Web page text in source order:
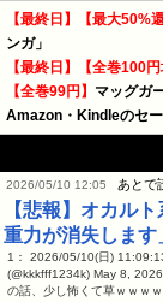
【最終日】【最大50%還
ンガ」
【最終日】【全巻100円
【全巻99円】 マッグガ
Amazon・Kindleのセ
2026/05/10 12:05 あとで
【悲報】オカル
重力が消失します
1： 2026/05/10(日)
(@kkkfff1234k) May 8,
の話、少し怖くて草ｗｗｗ